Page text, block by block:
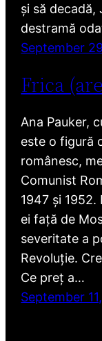
și să
destramă
September
Frica
Ana Pauker,
este o figură
românesc,
Comunist
1947 și
ei față de
severitate a
Revoluție.
Ce preț a…
September